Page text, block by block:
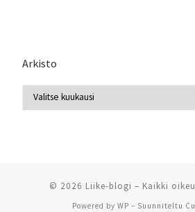
Arkisto
© 2026 Liike-blogi – Kaikki
Powered by WP – Suunniteltu